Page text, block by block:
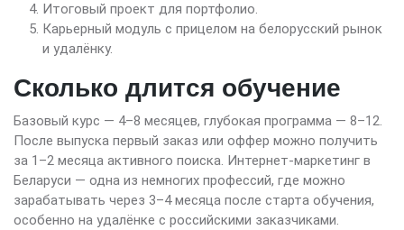
Итоговый проект для портфолио.
Карьерный модуль с прицелом на белорусский рынок
и удалёнку.
Сколько длится обучение
Базовый курс — 4–8 месяцев, глубокая программа — 8–12.
После выпуска первый заказ или оффер можно получить
за 1–2 месяца активного поиска. Интернет-маркетинг в
Беларуси — одна из немногих профессий, где можно
зарабатывать через 3–4 месяца после старта обучения,
особенно на удалёнке с российскими заказчиками.